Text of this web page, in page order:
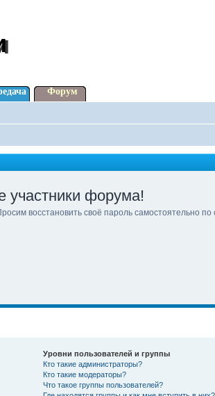
Форум
участники форума!
восстановить своё пароль самостоятельно по
Уровни пользователей и группы
Кто такие администраторы?
Кто такие модераторы?
Что такое группы пользователей?